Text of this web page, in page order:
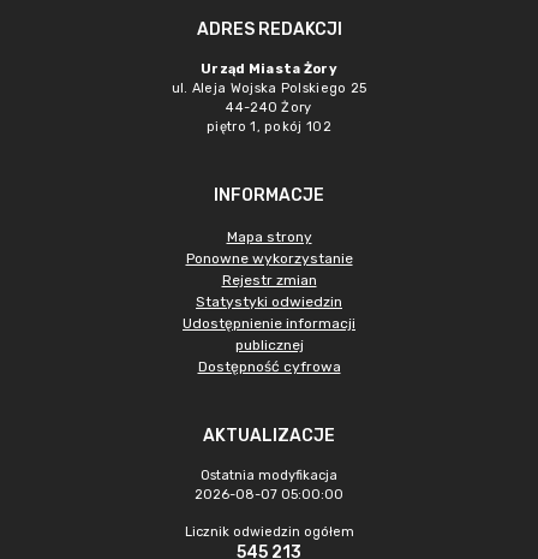
ADRES REDAKCJI
Urząd Miasta Żory
ul. Aleja Wojska Polskiego 25
44-240 Żory
piętro 1, pokój 102
INFORMACJE
Mapa strony
Ponowne wykorzystanie
Rejestr zmian
Statystyki odwiedzin
Udostępnienie informacji
publicznej
Dostępność cyfrowa
AKTUALIZACJE
Ostatnia modyfikacja
2026-08-07 05:00:00
Licznik odwiedzin ogółem
545 213